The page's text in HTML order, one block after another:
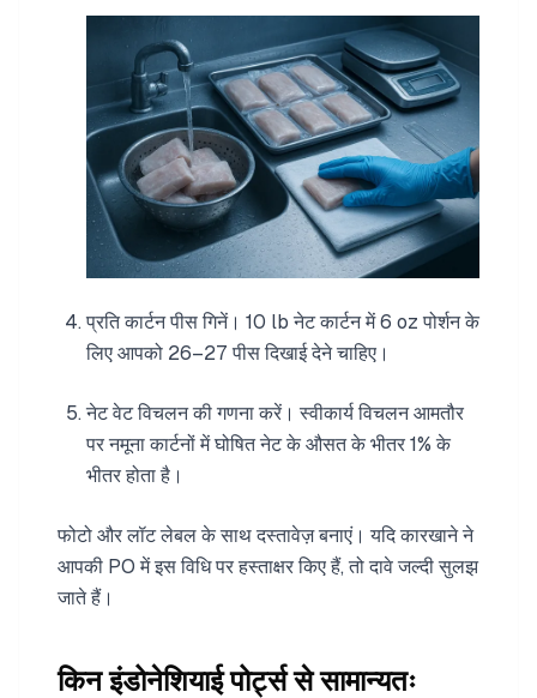
प्रति कार्टन पीस गिनें। 10 lb नेट कार्टन में 6 oz पोर्शन के
लिए आपको 26–27 पीस दिखाई देने चाहिए।
नेट वेट विचलन की गणना करें। स्वीकार्य विचलन आमतौर
पर नमूना कार्टनों में घोषित नेट के औसत के भीतर 1% के
भीतर होता है।
फोटो और लॉट लेबल के साथ दस्तावेज़ बनाएं। यदि कारखाने ने
आपकी PO में इस विधि पर हस्ताक्षर किए हैं, तो दावे जल्दी सुलझ
जाते हैं।
किन इंडोनेशियाई पोर्ट्स से सामान्यतः